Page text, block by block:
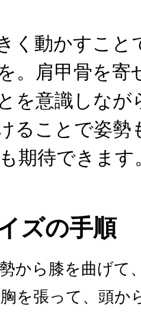
く動かすこと
。肩甲骨を寄
を意識しな
ることで姿勢
期待できます
ズの手順
から膝を曲げて
を張って、頭か